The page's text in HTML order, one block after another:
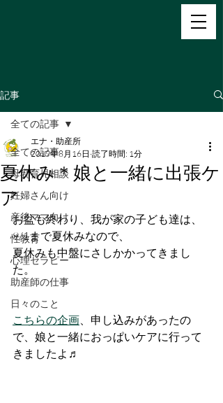
記事
全ての記事
母乳育児相談
妊婦さん向け
産後ママ向け
性教育
心理セラピー
助産師の仕事
日々のこと
全ての記事
夏休み＊娘と一緒に出張ケ
ア
エナ・助産所
2019年8月16日 読了時間: 1分
お盆も終わり、我が家の子ども達は、
9/1まで夏休みなので、
夏休みも中盤にさしかかってきまし
た。
こちらの企画、申し込みがあったの
で、娘と一緒におっぱいケアに行って
きましたよ♬